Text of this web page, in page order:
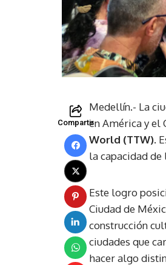
Compartir
Medellín.- La
en América y el
World (TTW).
la capacidad
Este logro
Ciudad de
construcción
ciudades que
hacer algo